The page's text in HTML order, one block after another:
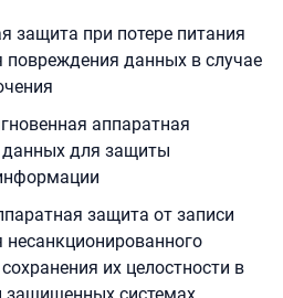
защита при потере питания
данных в случае
аппаратная
данных для защиты
защита от записи
их целостности в